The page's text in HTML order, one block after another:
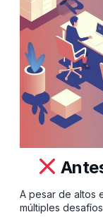
A pesar de altos
múltiples